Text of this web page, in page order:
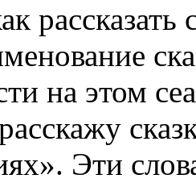
рассказать
на этом
Эти